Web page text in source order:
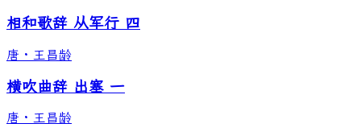
相和歌辞 从军行 四
唐 · 王昌龄
横吹曲辞 出塞 一
唐 · 王昌龄